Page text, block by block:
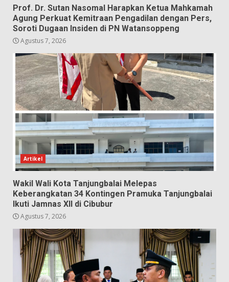
Prof. Dr. Sutan Nasomal Harapkan Ketua Mahkamah
Agung Perkuat Kemitraan Pengadilan dengan Pers,
Soroti Dugaan Insiden di PN Watansoppeng
Agustus 7, 2026
Artikel
Wakil Wali Kota Tanjungbalai Melepas
Keberangkatan 34 Kontingen Pramuka Tanjungbalai
Ikuti Jamnas XII di Cibubur
Agustus 7, 2026